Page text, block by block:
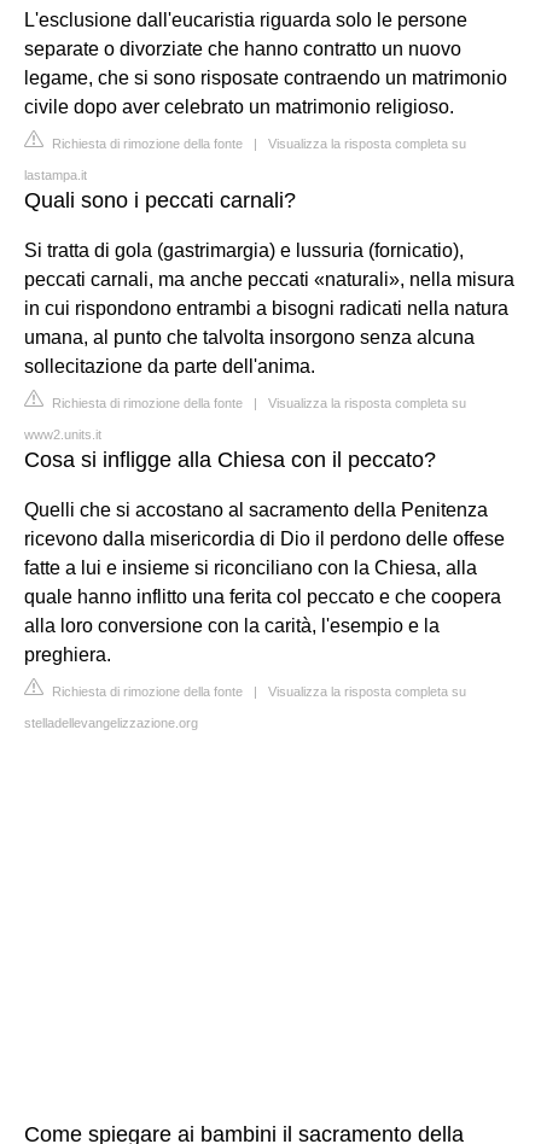
L'esclusione dall'eucaristia riguarda solo le persone
separate o divorziate che hanno contratto un nuovo
legame, che si sono risposate contraendo un matrimonio
civile dopo aver celebrato un matrimonio religioso.
Richiesta di rimozione della fonte | Visualizza la risposta completa su
lastampa.it
Quali sono i peccati carnali?
Si tratta di gola (gastrimargia) e lussuria (fornicatio),
peccati carnali, ma anche peccati «naturali», nella misura
in cui rispondono entrambi a bisogni radicati nella natura
umana, al punto che talvolta insorgono senza alcuna
sollecitazione da parte dell'anima.
Richiesta di rimozione della fonte | Visualizza la risposta completa su
www2.units.it
Cosa si infligge alla Chiesa con il peccato?
Quelli che si accostano al sacramento della Penitenza
ricevono dalla misericordia di Dio il perdono delle offese
fatte a lui e insieme si riconciliano con la Chiesa, alla
quale hanno inflitto una ferita col peccato e che coopera
alla loro conversione con la carità, l'esempio e la
preghiera.
Richiesta di rimozione della fonte | Visualizza la risposta completa su
stelladellevangelizzazione.org
Come spiegare ai bambini il sacramento della